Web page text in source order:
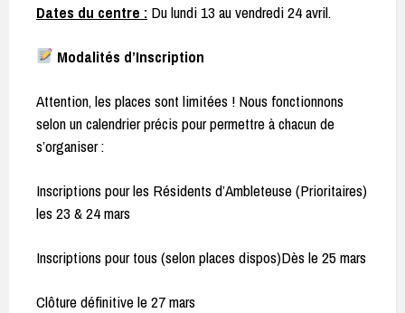
Dates du centre : Du lundi 13 au vendredi 24 avril.
Modalités d’Inscription
Attention, les places sont limitées ! Nous fonctionnons
selon un calendrier précis pour permettre à chacun de
s’organiser :
Inscriptions pour les Résidents d’Ambleteuse (Prioritaires)
les 23 & 24 mars
Inscriptions pour tous (selon places dispos)Dès le 25 mars
Clôture définitive le 27 mars